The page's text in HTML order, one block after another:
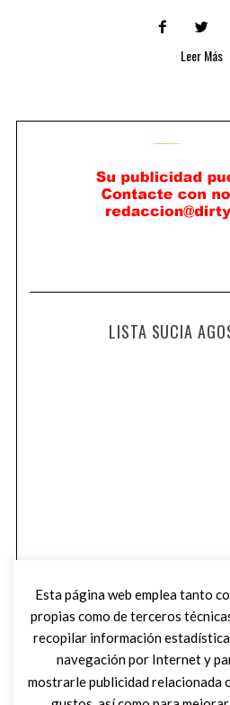
Leer Más
LISTA SUCIA
Esta página web emplea tanto
propias como de terceros
recopilar información estadística
navegación por Internet y
mostrarle publicidad relacionada